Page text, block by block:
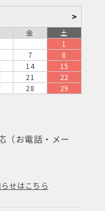
>
金
土
1
7
8
14
15
21
22
28
29
（お電話・メー
せはこちら